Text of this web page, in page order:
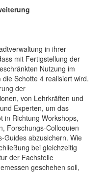
in ihrer
mit Fertigstellung der
Nutzung im
Schotte 4 realisiert wird.
der
von Lehrkräften und
Experten, um das
in Richtung Workshops,
Forschungs-Colloquien
Guides abzusichern. Wie
bei gleichzeitig
der Fachstelle
geschehen soll,